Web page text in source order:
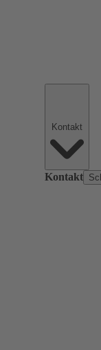
Kontakt